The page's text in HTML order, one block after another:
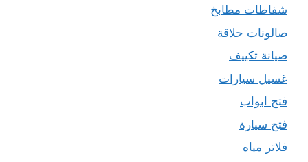
شفاطات مطابخ
صالونات حلاقة
صيانة تكييف
غسيل سيارات
فتح ابواب
فتح سيارة
فلاتر مياه